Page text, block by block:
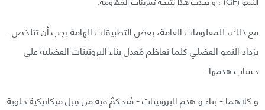
مع ذلك، للمعلومات العامة، بعض التطبيقات الهامة يجب أن تتلخص .
يزداد النمو العضلي كلما تعاظم مُعدل بناء البروتينات العضلية على
حساب هدمها.
و كلاهما - بناء و هدم البروتينات - مُتحكمٌ فيه من قِبل ميكانيكية خلوية